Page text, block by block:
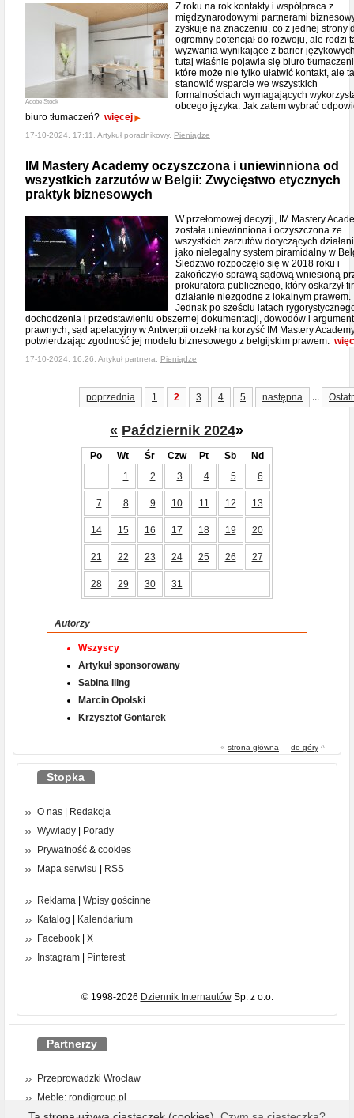
Adobe Stock
Z roku na rok kontakty i współpraca z
międzynarodowymi partnerami
zyskuje na znaczeniu, co z jednej strony
ogromny potencjał do rozwoju, ale rodzi
wyzwania wynikające z barier
tutaj właśnie pojawia się biuro
które może nie tylko ułatwić kontakt, ale
stanowić wsparcie we wszystkich
formalnościach wymagających
obcego języka. Jak zatem wybrać
biuro tłumaczeń? więcej
17-10-2024, 17:11, Artykuł poradnikowy, Pieniądze
IM Mastery Academy oczyszczona i uniewinniona od
wszystkich zarzutów w Belgii: Zwycięstwo etycznych
praktyk biznesowych
W przełomowej decyzji, IM Mastery
została uniewinniona i oczyszczona ze
wszystkich zarzutów dotyczących
jako nielegalny system piramidalny w
Śledztwo rozpoczęło się w 2018 roku i
zakończyło sprawą sądową wniesioną
prokuratora publicznego, który oskarżył
działanie niezgodne z lokalnym prawem.
Jednak po sześciu latach
dochodzenia i przedstawieniu obszernej dokumentacji, dowodów i
prawnych, sąd apelacyjny w Antwerpii orzekł na korzyść IM Mastery
potwierdzając zgodność jej modelu biznesowego z belgijskim prawem.
17-10-2024, 16:26, Artykuł partnera, Pieniądze
poprzednia 1 2 3 4 5 następna ...
« Październik 2024»
Po Wt Śr Czw Pt Sb
Nd
1
2 3 4 5 6
7 8 9 10 11 12 13
14 15 16 17 18 19 20
21 22 23 24 25 26 27
28 29 30 31
Autorzy
Wszyscy
Artykuł sponsorowany
Sabina Iling
Marcin Opolski
Krzysztof Gontarek
« strona główna - do góry ^
Stopka
O nas | Redakcja
Wywiady | Porady
Prywatność & cookies
Mapa serwisu | RSS
Reklama | Wpisy gościnne
Katalog | Kalendarium
Facebook | X
Instagram | Pinterest
© 1998-2026 Dziennik InternautówSp. z o.o.
Partnerzy
Przeprowadzki Wrocław
Meble: rondigroup.pl